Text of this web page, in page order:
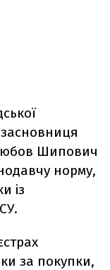
засновниця
Шипович
норму,
із
за покупки,